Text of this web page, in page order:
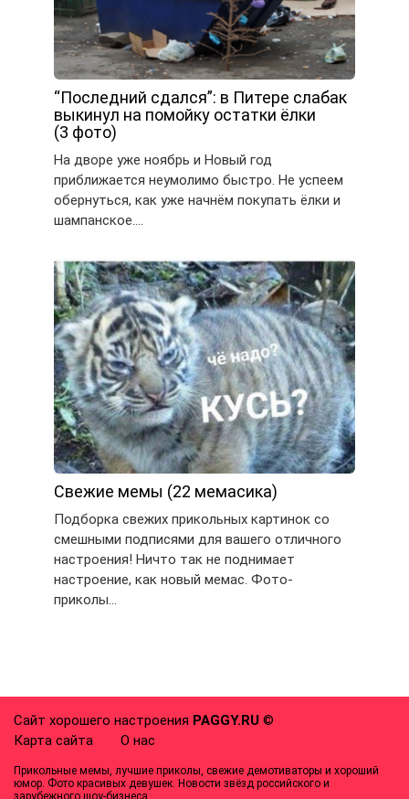
“Последний сдался”: в Питере слабак
выкинул на помойку остатки ёлки
(3 фото)
На дворе уже ноябрь и Новый год
приближается неумолимо быстро. Не успеем
обернуться, как уже начнём покупать ёлки и
шампанское….
Свежие мемы (22 мемасика)
Подборка свежих прикольных картинок со
смешными подписями для вашего отличного
настроения! Ничто так не поднимает
настроение, как новый мемас. Фото-
приколы…
Сайт хорошего настроения PAGGY.RU ©
Карта сайта
О нас
Прикольные мемы, лучшие приколы, свежие демотиваторы и хороший
юмор. Фото красивых девушек. Новости звёзд российского и
зарубежного шоу-бизнеса.